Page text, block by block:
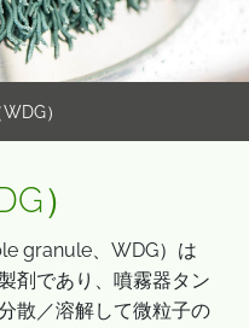
）
）
granule、WDG）は
剤であり、噴霧器タン
散／溶解して微粒子の